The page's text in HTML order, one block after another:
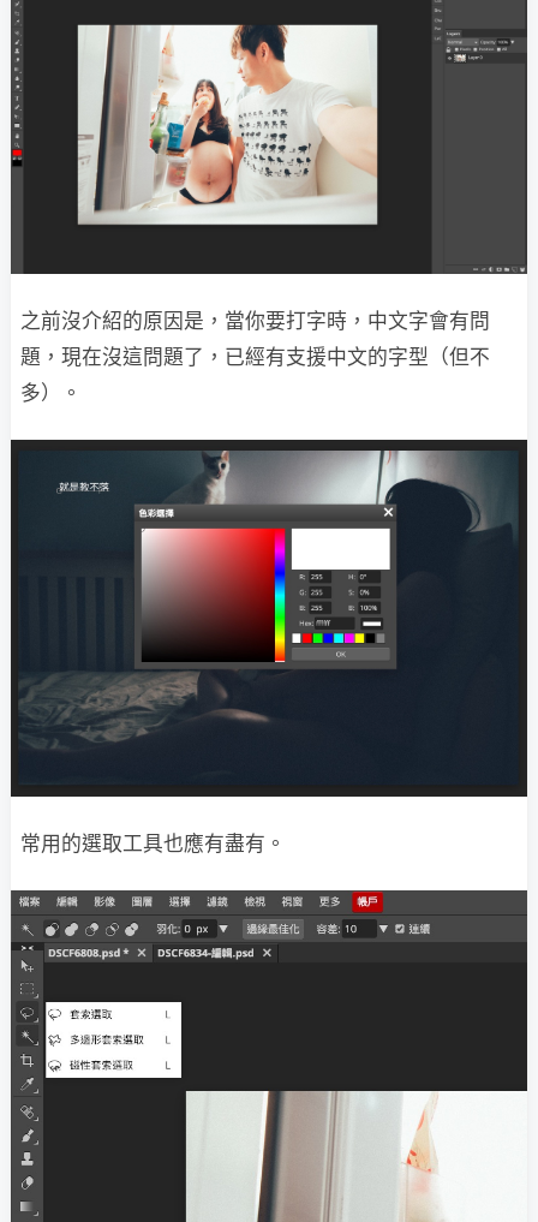
之前沒介紹的原因是，當你要打字時，中文字會有問
題，現在沒這問題了，已經有支援中文的字型（但不
多）。
常用的選取工具也應有盡有。